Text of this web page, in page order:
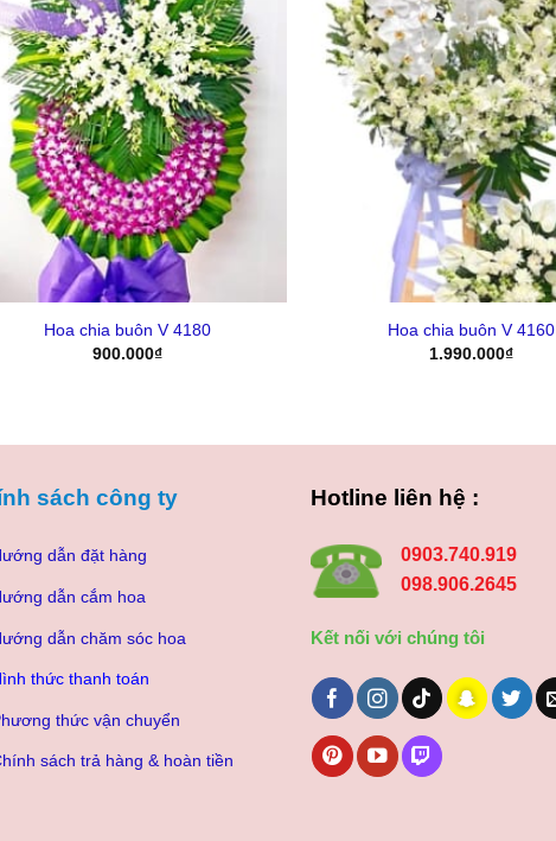
Yêu
Thich
Hoa chia buôn V 4180
900.000₫
Hoa chia buôn V 4160
1.990.000₫
sách công ty
dẫn đặt hàng
dẫn cắm hoa
dẫn chăm sóc hoa
thức thanh toán
thức vận chuyển
sách trả hàng & hoàn tiền
Hotline liên hệ :
0903.740.919
098.906.2645
Kết nối với chúng tôi